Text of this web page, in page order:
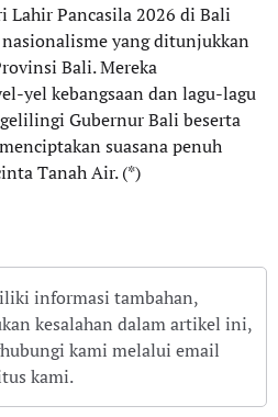
Lahir Pancasila 2026 di Bali
yang ditunjukkan
Bali. Mereka
yel kebangsaan dan lagu-lagu
Gubernur Bali beserta
suasana penuh
Tanah Air. (*)
informasi tambahan,
kesalahan dalam artikel ini,
kami melalui email
kami.